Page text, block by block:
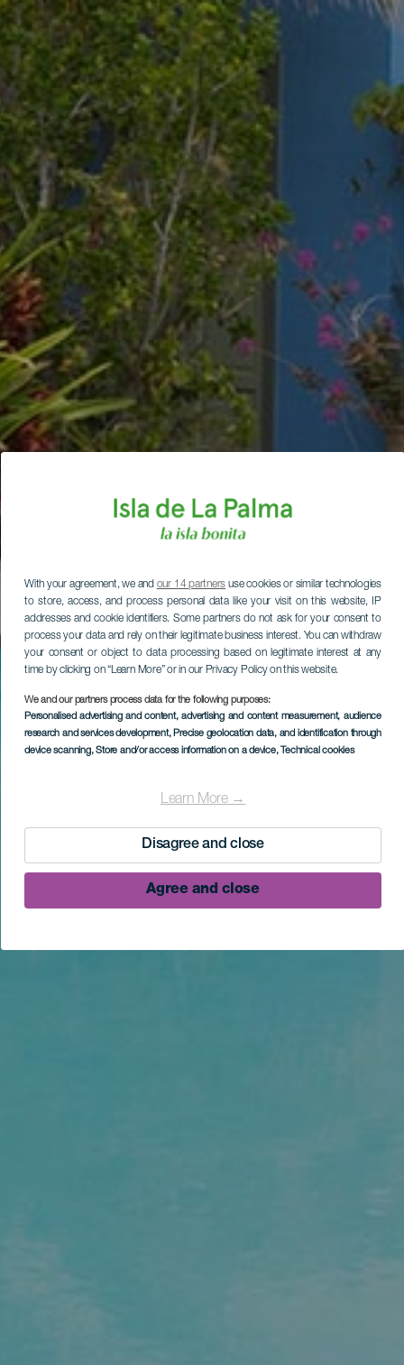
With your agreement, we and our 14 partners use cookies or similar technologies
to store, access, and process personal data like your visit on this website, IP
addresses and cookie identifiers. Some partners do not ask for your consent to
process your data and rely on their legitimate business interest. You can withdraw
your consent or object to data processing based on legitimate interest at any
time by clicking on “Learn More” or in our Privacy Policy on this website.
We and our partners process data for the following purposes:
Personalised advertising and content, advertising and content measurement, audience
research and services development, Precise geolocation data, and identification through
device scanning, Store and/or access information on a device, Technical cookies
Learn More →
Disagree and close
Agree and close